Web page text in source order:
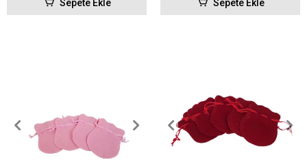
Sepete Ekle Sepete Ekle